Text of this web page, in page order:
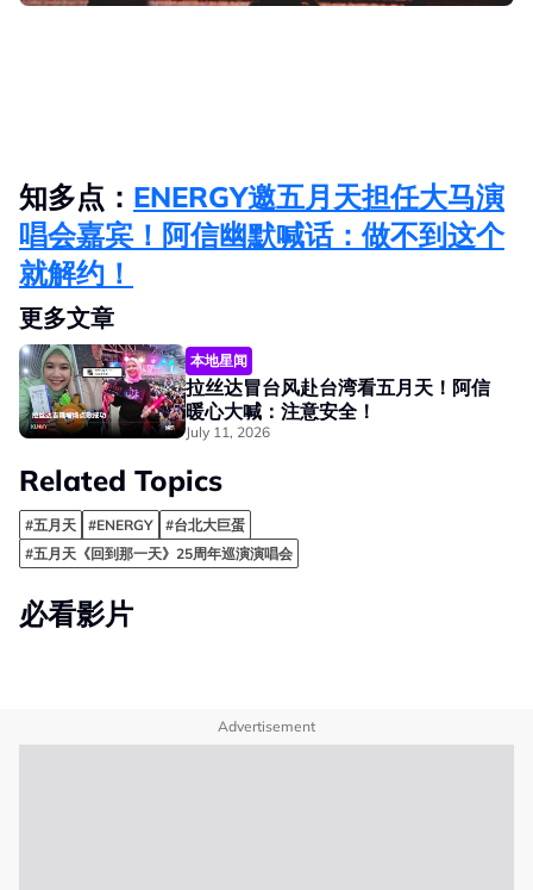
知多点： ENERGY邀五月天担任大马演
唱会嘉宾！阿信幽默喊话：做不到这个
就解约！
更多文章
本地星闻
拉丝达冒台风赴台湾看五月天！阿信
暖心大喊：注意安全！
July 11, 2026
Related Topics
#五月天 #ENERGY
#台北大巨蛋
#五月天《回到那一天》25周年巡演演唱会
必看影片
Advertisement